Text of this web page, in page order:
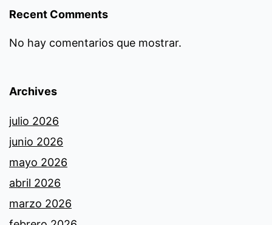
Recent Comments
No hay comentarios que mostrar.
Archives
julio 2026
junio 2026
mayo 2026
abril 2026
marzo 2026